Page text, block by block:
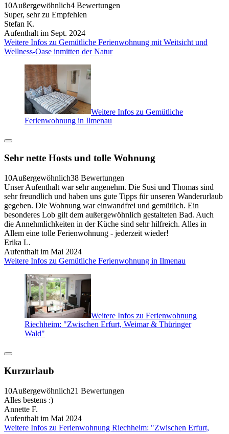
10Außergewöhnlich4 Bewertungen
Super, sehr zu Empfehlen
Stefan K.
Aufenthalt im Sept. 2024
Weitere Infos zu Gemütliche Ferienwohnung mit Weitsicht und
Wellness-Oase inmitten der Natur
Weitere Infos zu Gemütliche
Ferienwohnung in Ilmenau
Sehr nette Hosts und tolle Wohnung
10Außergewöhnlich38 Bewertungen
Unser Aufenthalt war sehr angenehm. Die Susi und Thomas sind
sehr freundlich und haben uns gute Tipps für unseren Wanderurlaub
gegeben. Die Wohnung war einwandfrei und gemütlich. Ein
besonderes Lob gilt dem außergewöhnlich gestalteten Bad. Auch
die Annehmlichkeiten in der Küche sind sehr hilfreich. Alles in
Allem eine tolle Ferienwohnung - jederzeit wieder!
Erika L.
Aufenthalt im Mai 2024
Weitere Infos zu Gemütliche Ferienwohnung in Ilmenau
Weitere Infos zu Ferienwohnung
Riechheim: "Zwischen Erfurt, Weimar & Thüringer
Wald"
Kurzurlaub
10Außergewöhnlich21 Bewertungen
Alles bestens :)
Annette F.
Aufenthalt im Mai 2024
Weitere Infos zu Ferienwohnung Riechheim: "Zwischen Erfurt,